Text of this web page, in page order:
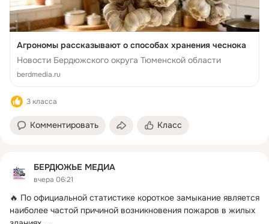
Агрономы рассказывают о способах хранения чеснока
Новости Бердюжского округа Тюменской области
berdmedia.ru
3 класса
Комментировать Класс
БЕРДЮЖЬЕ МЕДИА
вчера 06:21
🔥 По официальной статистике короткое замыкание является
наиболее частой причиной возникновения пожаров в жилых